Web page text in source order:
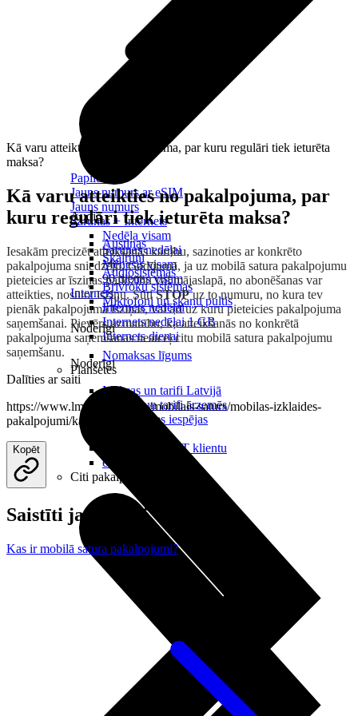
Papildināt
Jauns numurs ar eSIM
Jauns numurs
Sarunas + Internets
Nedēļa visam
Sarunas nedēļai
Mēnesis visam
90 dienas visam
Internets
Internets nedēļai
Internets nedēļai 1 GB
Internets dienai
Noderīgi
Maksas un tarifi Latvijā
Maksas un tarifi ārzemēs
LMT Kartes iespējas
Kā kļūt par LMT klientu
eSIM tehnoloģija
Citi pakalpojumi
Audio
Austiņas
Skaļruņi
Audiosistēmas
Brīvroku sistēmas
Mikrofoni un skaņu pultis
Noderīgi
Nomaksas līgums
Planšetes
Kā varu atteikties no pakalpojuma, par kuru regulāri tiek ieturēta
maksa?
Kā varu atteikties no pakalpojuma, par
kuru regulāri tiek ieturēta maksa?
Iesakām precizēt atteikšanās kārtību, sazinoties ar konkrēto
pakalpojuma sniedzēju. Gadījumā, ja uz mobilā satura pakalpojumu
pieteicies ar īsziņas palīdzību vai mājaslapā, no abonēšanas var
atteikties, nosūtot īsziņu. SūtiSTOPuz to numuru, no kura tev
pienāk pakalpojuma īsziņas, vai arī uz kuru pieteicies pakalpojuma
saņemšanai. Pievērs uzmanību, ka atteikšanās no konkrētā
pakalpojuma saņemšanas neatceļ citu mobilā satura pakalpojumu
saņemšanu.
Dalīties ar saiti
https://www.lmt.lv/palidziba/mobilais-saturs/mobilas-izklaides-
pakalpojumi/ka-atteikties
Kopēt
Saistīti jautājumi
Kas ir mobilā satura pakalpojumi?